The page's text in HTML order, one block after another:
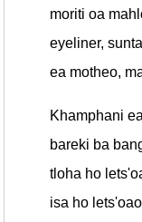
moriti oa
eyeliner,
ea motheo,
Khamphani
bareki ba
tloha ho
isa ho